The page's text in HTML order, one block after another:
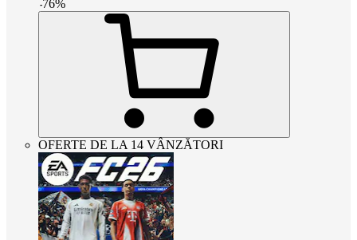
-76%
OFERTE DE LA 14 VÂNZĂTORI